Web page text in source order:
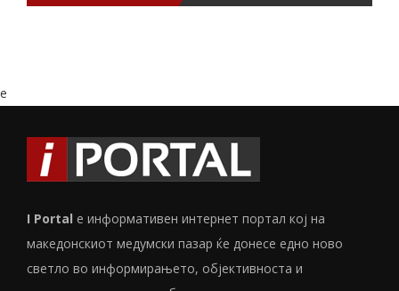
e
I Portal е информативен интернет портал кој на
македонскиот медумски пазар ќе донесе едно ново
светло во информирањето, објективноста и